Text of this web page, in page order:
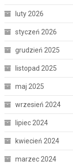
luty 2026
styczeń 2026
grudzień 2025
listopad 2025
maj 2025
wrzesień 2024
lipiec 2024
kwiecień 2024
marzec 2024